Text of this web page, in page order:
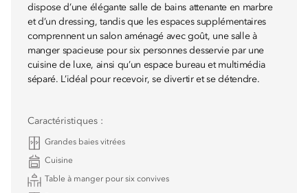
dispose d’une élégante salle de bains attenante en marbre
et d’un dressing, tandis que les espaces supplémentaires
comprennent un salon aménagé avec goût, une salle à
manger spacieuse pour six personnes desservie par une
cuisine de luxe, ainsi qu’un espace bureau et multimédia
séparé. L’idéal pour recevoir, se divertir et se détendre.
Caractéristiques :
Grandes baies vitrées
Cuisine
Table à manger pour six convives